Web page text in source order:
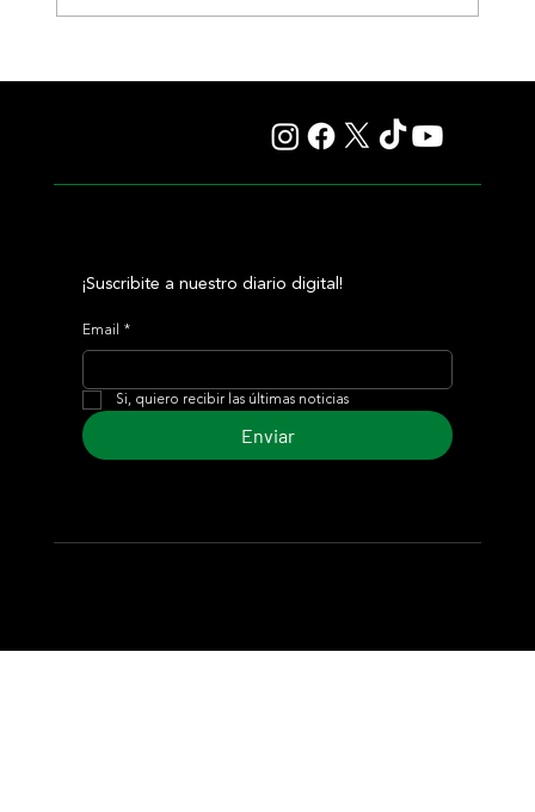
¡Suscribite a nuestro diario digital!
Email *
Si, quiero recibir las últimas noticias
Enviar